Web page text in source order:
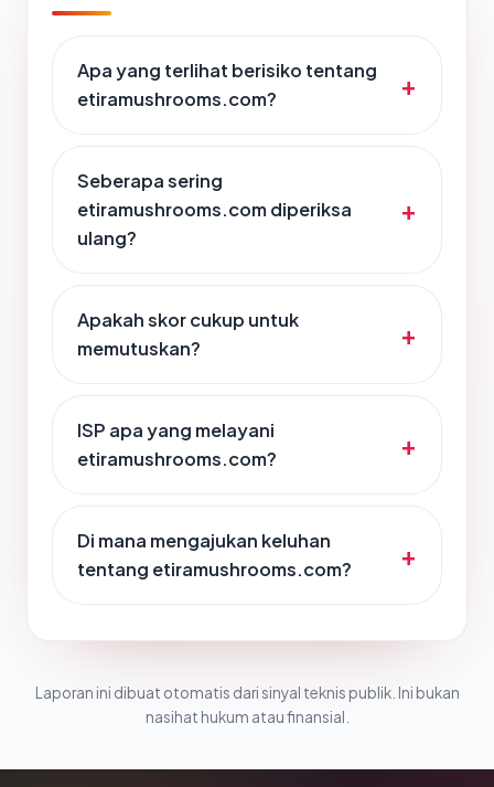
Apa yang terlihat berisiko tentang
etiramushrooms.com?
Seberapa sering
etiramushrooms.com diperiksa
ulang?
Apakah skor cukup untuk
memutuskan?
ISP apa yang melayani
etiramushrooms.com?
Di mana mengajukan keluhan
tentang etiramushrooms.com?
Laporan ini dibuat otomatis dari sinyal teknis publik. Ini bukan
nasihat hukum atau finansial.